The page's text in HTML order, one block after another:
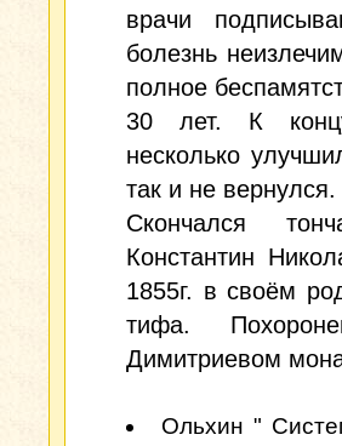
врачи
болезнь
полное
30 лет. К
несколько
так и не вернулся.
Скончался
Константин
1855г. в своём
тифа.
Димитриевом
Ольхин "